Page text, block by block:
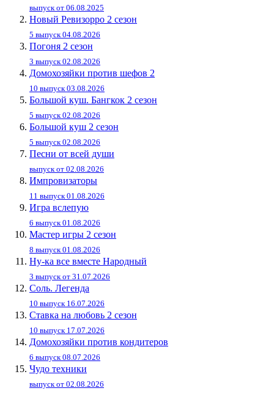
выпуск от 06.08.2025
Новый Ревизорро 2 сезон
5 выпуск 04.08.2026
Погоня 2 сезон
3 выпуск 02.08.2026
Домохозяйки против шефов 2
10 выпуск 03.08.2026
Большой куш. Бангкок 2 сезон
5 выпуск 02.08.2026
Большой куш 2 сезон
5 выпуск 02.08.2026
Песни от всей души
выпуск от 02.08.2026
Импровизаторы
11 выпуск 01.08.2026
Игра вслепую
6 выпуск 01.08.2026
Мастер игры 2 сезон
8 выпуск 01.08.2026
Ну-ка все вместе Народный
3 выпуск от 31.07.2026
Соль. Легенда
10 выпуск 16.07.2026
Ставка на любовь 2 сезон
10 выпуск 17.07.2026
Домохозяйки против кондитеров
6 выпуск 08.07.2026
Чудо техники
выпуск от 02.08.2026